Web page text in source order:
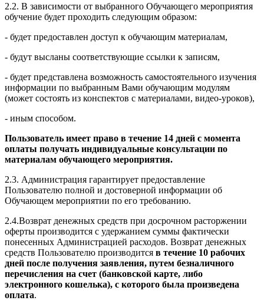
2.2. В зависимости от выбранного Обучающего мероприятия
обучение будет проходить следующим образом:
- будет предоставлен доступ к обучающим материалам,
- будут высланы соответствующие ссылки к записям,
- будет представлена возможность самостоятельного изучения
информации по выбранным Вами обучающим модулям
(может состоять из конспектов с материалами, видео-уроков),
- иным способом.
Пользователь имеет право в течение 14 дней с момента
оплаты получать индивидуальные консультации по
материалам обучающего мероприятия.
2.3. Администрация гарантирует предоставление
Пользователю полной и достоверной информации об
Обучающем мероприятии по его требованию.
2.4.Возврат денежных средств при досрочном расторжении
оферты производится с удержанием суммы фактически
понесенных Администрацией расходов. Возврат денежных
средств Пользователю производится в течение 10 рабочих
дней после получения заявления, путем безналичного
перечисления на счет (банковской карте, либо
электронного кошелька), с которого была произведена
оплата.